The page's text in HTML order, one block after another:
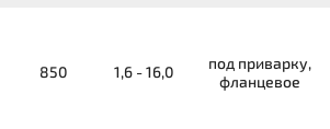
850 1,6 - 16,0
под приварку,
фланцевое